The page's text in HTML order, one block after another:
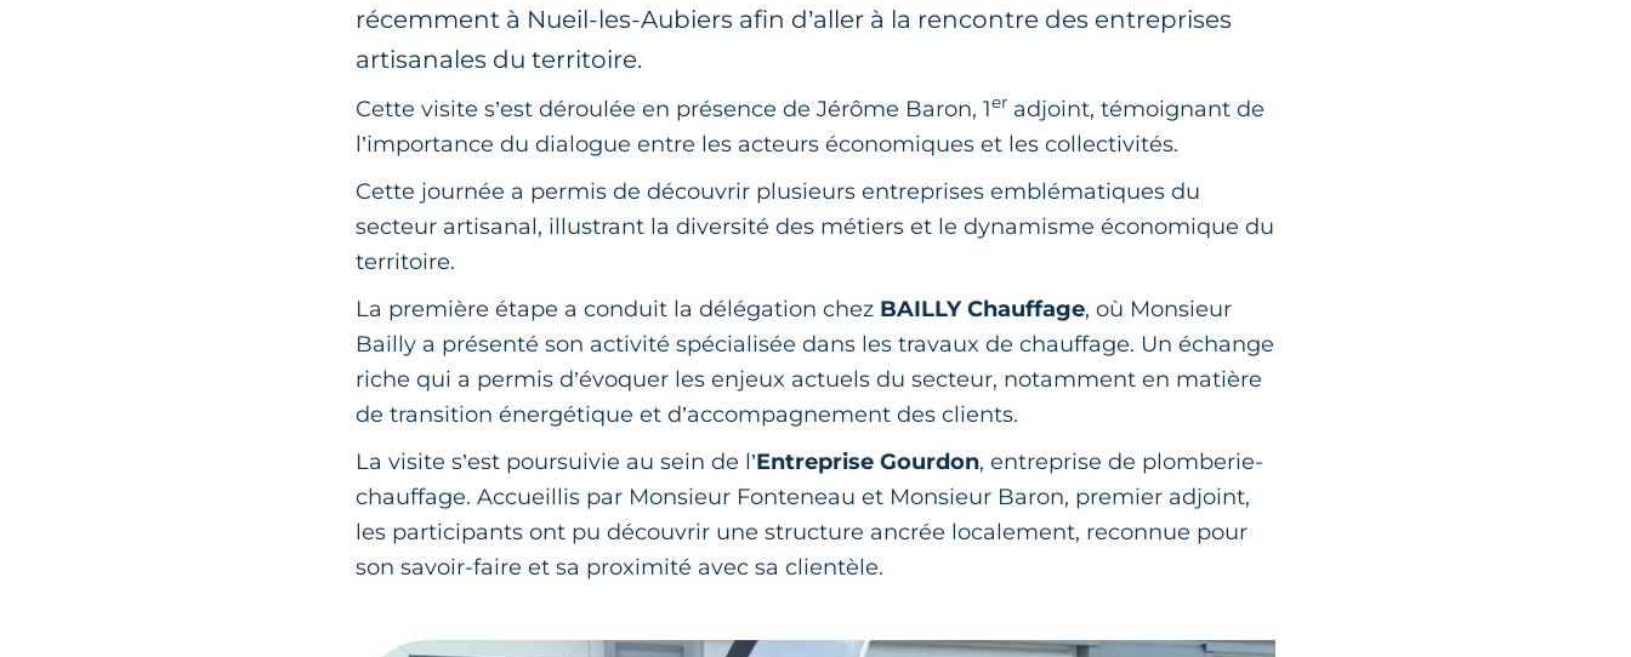
récemment à Nueil-les-Aubiers afin d’aller à la rencontre des entreprises
artisanales du territoire.
Cette visite s’est déroulée en présence de Jérôme Baron, 1er adjoint, témoignant de
l’importance du dialogue entre les acteurs économiques et les collectivités.
Cette journée a permis de découvrir plusieurs entreprises emblématiques du
secteur artisanal, illustrant la diversité des métiers et le dynamisme économique du
territoire.
La première étape a conduit la délégation chez BAILLY Chauffage, où Monsieur
Bailly a présenté son activité spécialisée dans les travaux de chauffage. Un échange
riche qui a permis d’évoquer les enjeux actuels du secteur, notamment en matière
de transition énergétique et d’accompagnement des clients.
La visite s’est poursuivie au sein de l’Entreprise Gourdon, entreprise de plomberie-
chauffage. Accueillis par Monsieur Fonteneau et Monsieur Baron, premier adjoint,
les participants ont pu découvrir une structure ancrée localement, reconnue pour
son savoir-faire et sa proximité avec sa clientèle.